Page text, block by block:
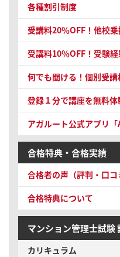
各種割引制度
受講料20％OFF！他校
受講料10％OFF！受験
何でも聞ける！個別受講
登録１分で講座を無料体
アガルート公式アプリ
合格特典・合格実績
合格者の声（評判・口
合格特典について
マンション管理士試験
カリキュラム